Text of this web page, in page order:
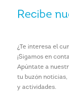
Recibe
¿Te interesa el
¡Sigamos en
Apúntate a
tu buzón
y actividades.